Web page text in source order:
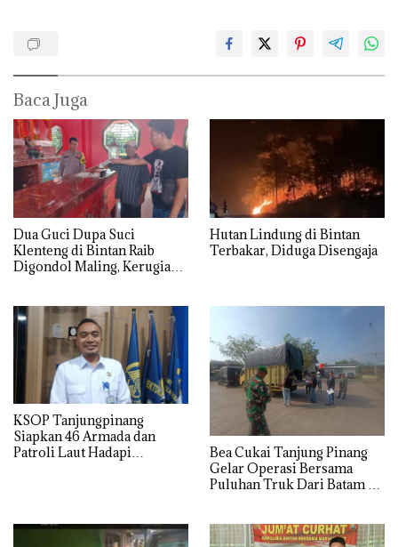
Baca Juga
Dua Guci Dupa Suci
Klenteng di Bintan Raib
Digondol Maling, Kerugian
Hutan Lindung di Bintan
Terbakar, Diduga Disengaja
KSOP Tanjungpinang
Siapkan 46 Armada dan
Patroli Laut Hadapi
Bea Cukai Tanjung Pinang
Gelar Operasi Bersama
Puluhan Truk Dari Batam di